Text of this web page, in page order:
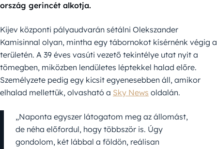
ország gerincét alkotja.
Kijev központi pályaudvarán sétálni Olekszander
Kamisinnal olyan, mintha egy tábornokot kísérnénk végig a
területén. A 39 éves vasúti vezető tekintélye utat nyit a
tömegben, miközben lendületes léptekkel halad előre.
Személyzete pedig egy kicsit egyenesebben áll, amikor
elhalad mellettük, olvasható a Sky News oldalán.
„Naponta egyszer látogatom meg az állomást,
de néha előfordul, hogy többször is. Úgy
gondolom, két lábbal a földön, reálisan